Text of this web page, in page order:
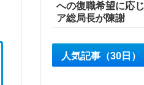
への復職希望に応
ア総局長が陳謝
人気記事（30日）